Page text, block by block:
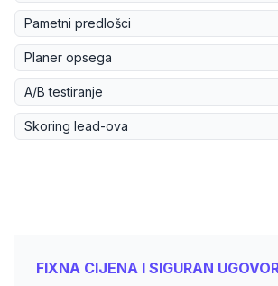
Pametni predlošci
Planer opsega
A/B testiranje
Skoring lead-ova
FIXNA CIJENA I SIGURAN